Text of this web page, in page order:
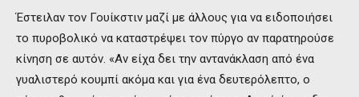
Έστειλαν τον Γουίκστιν μαζί με άλλους για να ειδοποιήσει
το πυροβολικό να καταστρέψει τον πύργο αν παρατηρούσε
κίνηση σε αυτόν. «Αν είχα δει την αντανάκλαση από ένα
γυαλιστερό κουμπί ακόμα και για ένα δευτερόλεπτο, ο